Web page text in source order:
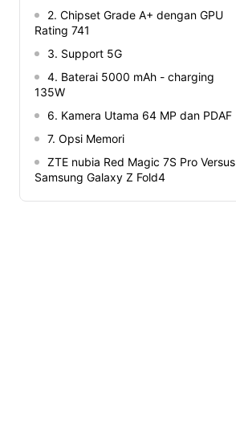
2. Chipset Grade A+ dengan GPU
Rating 741
3. Support 5G
4. Baterai 5000 mAh - charging
135W
6. Kamera Utama 64 MP dan PDAF
7. Opsi Memori
ZTE nubia Red Magic 7S Pro Versus
Samsung Galaxy Z Fold4